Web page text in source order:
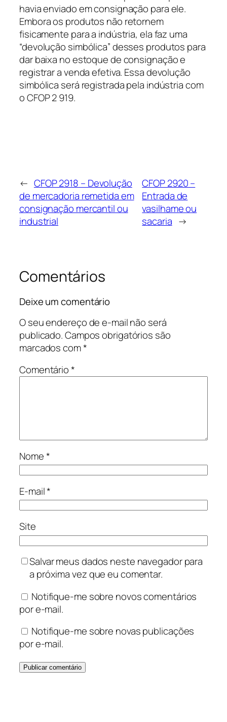
havia enviado em consignação para ele.
Embora os produtos não retornem
fisicamente para a indústria, ela faz uma
“devolução simbólica” desses produtos para
dar baixa no estoque de consignação e
registrar a venda efetiva. Essa devolução
simbólica será registrada pela indústria com
o CFOP 2 919.
← CFOP 2918 – Devolução
de mercadoria remetida em
consignação mercantil ou
industrial
CFOP 2920 –
Entrada de
vasilhame ou
sacaria →
Comentários
Deixe um comentário
O seu endereço de e-mail não será
publicado.Campos obrigatórios são
marcados com*
Comentário*
Nome*
E-mail*
Site
Salvar meus dados neste navegador para
a próxima vez que eu comentar.
Notifique-me sobre novos comentários
por e-mail.
Notifique-me sobre novas publicações
por e-mail.